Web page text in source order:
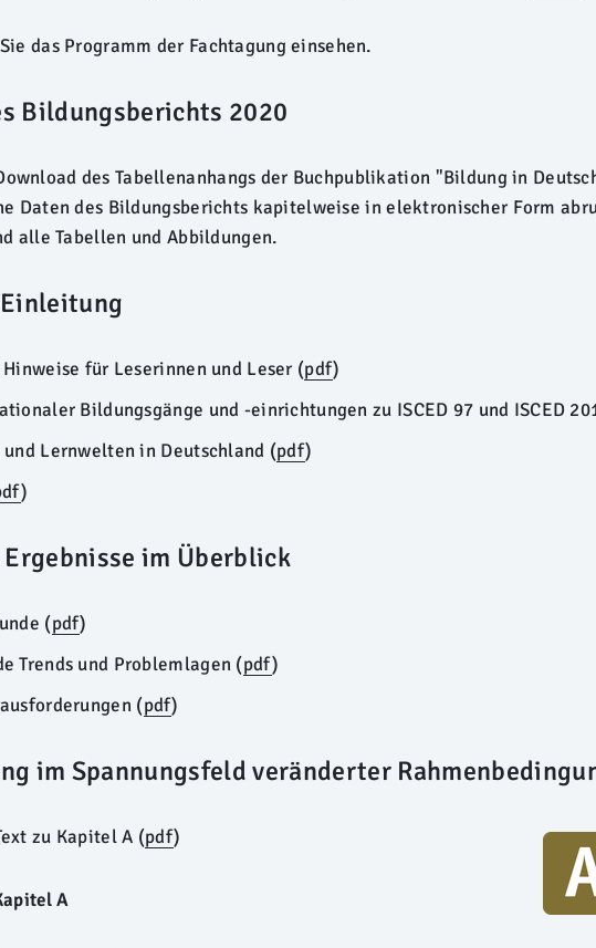
das Programm der Fachtagung einsehen.
Bildungsberichts 2020
des Tabellenanhangs der Buchpublikation "Bildung in
Daten des Bildungsberichts kapitelweise in elektronischer Form
alle Tabellen und Abbildungen.
für Leserinnen und Leser (pdf)
Bildungsgänge und -einrichtungen zu ISCED 97 und ISCED
Lernwelten in Deutschland (pdf)
)
im Überblick
(pdf)
Trends und Problemlagen (pdf)
(pdf)
im Spannungsfeld veränderter
zu Kapitel A (pdf)
A